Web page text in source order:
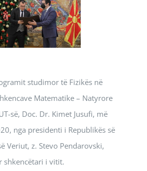
studimor të Fizikës në
Matematike – Natyrore
së, Doc. Dr. Kimet Jusufi, më
nga presidenti i Republikës së
Veriut, z. Stevo Pendarovski,
shkencëtari i vitit.